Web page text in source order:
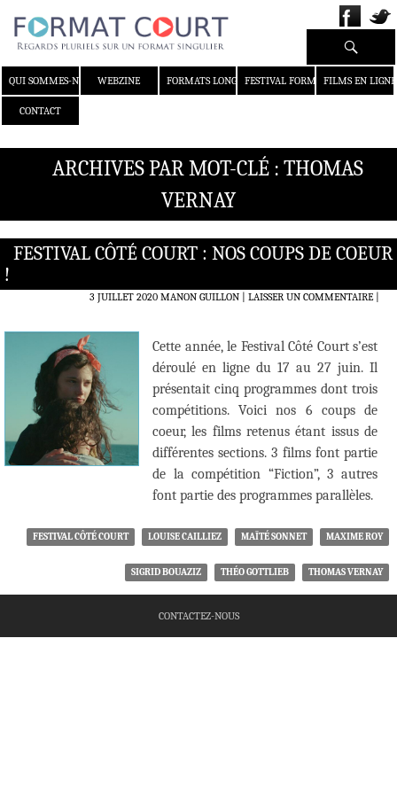
QUI SOMMES-NOUS ?WEBZINE FORMATS LONGS FESTIVAL FORMAT COURT
FILMS EN LIGNE
CONTACT
Recherche
ARCHIVES PAR MOT-CLÉ : THOMAS
VERNAY
FESTIVAL CÔTÉ COURT : NOS COUPS DE COEUR
!
3 JUILLET 2020 MANON GUILLON LAISSER UN COMMENTAIRE|
Cette année, le Festival Côté Court s’est
déroulé en ligne du 17 au 27 juin. Il
présentait cinq programmes dont trois
compétitions. Voici nos 6 coups de
coeur, les films retenus étant issus de
différentes sections. 3 films font partie
de la compétition “Fiction”, 3 autres
font partie des programmes parallèles.
FESTIVAL CÔTÉ COURT LOUISE CAILLIEZ MAÏTÉ SONNET MAXIME ROY
SIGRID BOUAZIZ THÉO GOTTLIEB THOMAS VERNAY
CONTACTEZ-NOUS